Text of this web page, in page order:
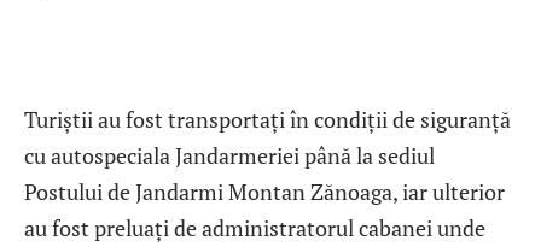
Turiștii au fost transportați în condiții de siguranță
cu autospeciala Jandarmeriei până la sediul
Postului de Jandarmi Montan Zănoaga, iar ulterior
au fost preluați de administratorul cabanei unde